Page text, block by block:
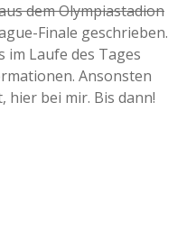
dem Olympiastadion
Finale geschrieben.
im Laufe des Tages
Ansonsten
hier bei mir. Bis dann!